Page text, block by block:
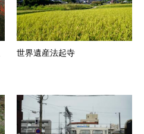
世界遺産法起寺